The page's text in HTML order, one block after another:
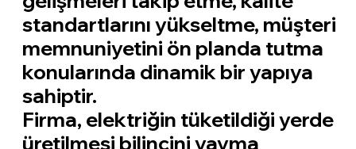
standartlarını yükseltme, müşteri
memnuniyetini ön planda tutma
konularında dinamik bir yapıya
sahiptir.
Firma, elektriğin tüketildiği yerde
üretilmesi bilincini yayma